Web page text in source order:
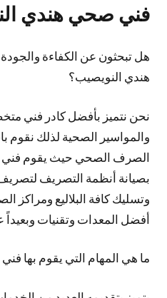
فني صحي هندي
هل تبحثون عن الكفاءة
هندي النويصيب؟
نحن نتميز بأفضل كادر فني
والمواسير الصحية لذلك
الصرف الصحي حيث يقوم
بصيانة أنظمة التصريف
وتسليك كافة البلاليع
أفضل المعدات وتقنيات
ما هي المهام التي يقوم بها